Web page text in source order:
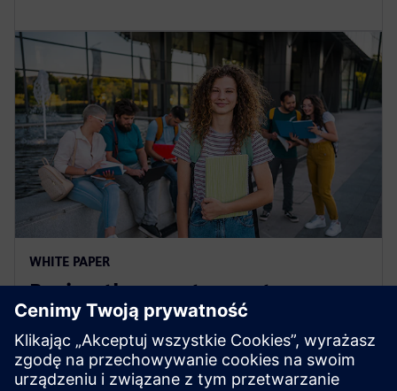
WHITE PAPER
Paving the way to a net zero
future
Learn strategies for addressing decarbonization
challenges, such as implementing transparent, data-